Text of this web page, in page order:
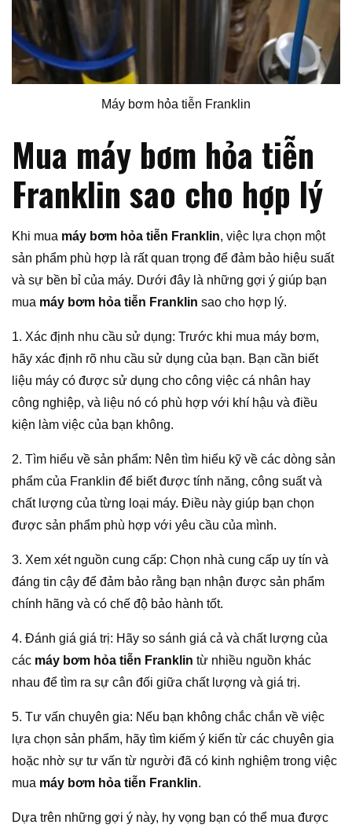
Máy bơm hỏa tiễn Franklin
Mua máy bơm hỏa tiễn
Franklin sao cho hợp lý
Khi mua máy bơm hỏa tiễn Franklin, việc lựa chọn một
sản phẩm phù hợp là rất quan trọng để đảm bảo hiệu suất
và sự bền bỉ của máy. Dưới đây là những gợi ý giúp bạn
mua máy bơm hỏa tiễn Franklin sao cho hợp lý.
1. Xác định nhu cầu sử dụng: Trước khi mua máy bơm,
hãy xác định rõ nhu cầu sử dụng của bạn. Bạn cần biết
liệu máy có được sử dụng cho công việc cá nhân hay
công nghiệp, và liệu nó có phù hợp với khí hậu và điều
kiện làm việc của bạn không.
2. Tìm hiểu về sản phẩm: Nên tìm hiểu kỹ về các dòng sản
phẩm của Franklin để biết được tính năng, công suất và
chất lượng của từng loại máy. Điều này giúp bạn chọn
được sản phẩm phù hợp với yêu cầu của mình.
3. Xem xét nguồn cung cấp: Chọn nhà cung cấp uy tín và
đáng tin cậy để đảm bảo rằng bạn nhận được sản phẩm
chính hãng và có chế độ bảo hành tốt.
4. Đánh giá giá trị: Hãy so sánh giá cả và chất lượng của
các máy bơm hỏa tiễn Franklin từ nhiều nguồn khác
nhau để tìm ra sự cân đối giữa chất lượng và giá trị.
5. Tư vấn chuyên gia: Nếu bạn không chắc chắn về việc
lựa chọn sản phẩm, hãy tìm kiếm ý kiến ​​từ các chuyên gia
hoặc nhờ sự tư vấn từ người đã có kinh nghiệm trong việc
mua máy bơm hỏa tiễn Franklin.
Dựa trên những gợi ý này, hy vọng bạn có thể mua được